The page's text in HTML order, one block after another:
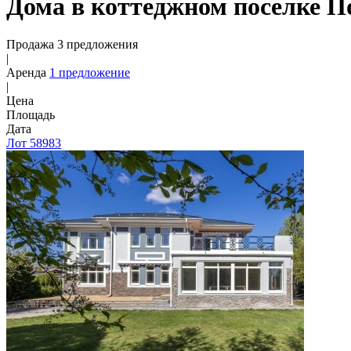
Дома в коттеджном поселке
Продажа 3 предложения
|
Аренда 1 предложение
|
Цена
Площадь
Дата
Лот 58983